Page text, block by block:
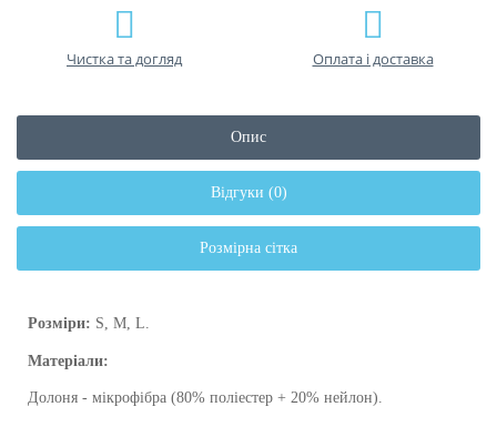
Чистка та догляд Оплата і доставка
Опис
Відгуки (0)
Розмірна сітка
Розміри: S, M, L.
Матеріали:
Долоня - мікрофібра (80% поліестер + 20% нейлон).